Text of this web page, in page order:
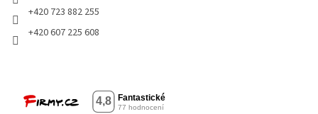
+420 723 882 255
+420 607 225 608